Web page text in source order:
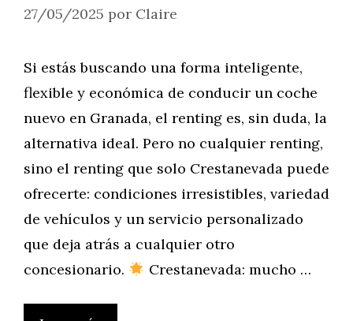
27/05/2025 por Claire
Si estás buscando una forma inteligente,
flexible y económica de conducir un coche
nuevo en Granada, el renting es, sin duda, la
alternativa ideal. Pero no cualquier renting,
sino el renting que solo Crestanevada puede
ofrecerte: condiciones irresistibles, variedad
de vehículos y un servicio personalizado
que deja atrás a cualquier otro
concesionario.
Crestanevada: mucho …